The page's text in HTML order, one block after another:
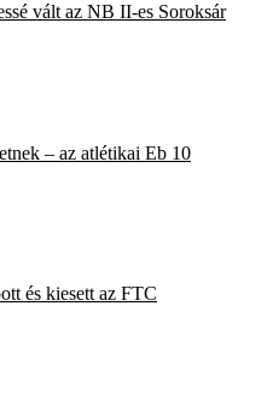
vált az NB II-es Soroksár
– az atlétikai Eb 10
és kiesett az FTC